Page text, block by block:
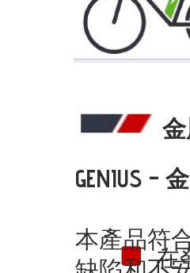
GENIUS –
本產品符
在